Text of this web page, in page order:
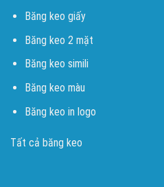
Băng keo giấy
Băng keo 2 mặt
Băng keo simili
Băng keo màu
Băng keo in logo
Tất cả băng keo